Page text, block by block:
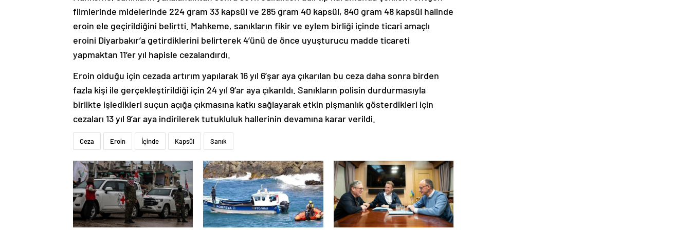
filmlerinde midelerinde 224 gram 33 kapsül ve 285 gram 40 kapsül, 840 gram 48 kapsül halinde
eroin ele geçirildiğini belirtti. Mahkeme, sanıkların fikir ve eylem birliği içinde ticari amaçlı
eroini Diyarbakır’a getirdiklerini belirterek 4’ünü de önce uyuşturucu madde ticareti
yapmaktan 11’er yıl hapisle cezalandırdı.
Eroin olduğu için cezada artırım yapılarak 16 yıl 6’şar aya çıkarılan bu ceza daha sonra birden
fazla kişi ile gerçekleştirildiği için 24 yıl 9’ar aya çıkarıldı. Sanıkların polisin durdurmasıyla
birlikte işledikleri suçun açığa çıkmasına katkı sağlayarak etkin pişmanlık gösterdikleri için
cezaları 13 yıl 9’ar aya indirilerek tutukluluk hallerinin devamına karar verildi.
Ceza Eroin İçinde Kapsül Sanık